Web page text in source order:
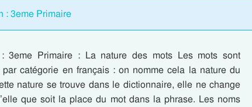
: 3eme Primaire
3eme Primaire : La nature des mots Les mots sont
par catégorie en français : on nomme cela la nature du
nature se trouve dans le dictionnaire, elle ne change
que soit la place du mot dans la phrase. Les noms